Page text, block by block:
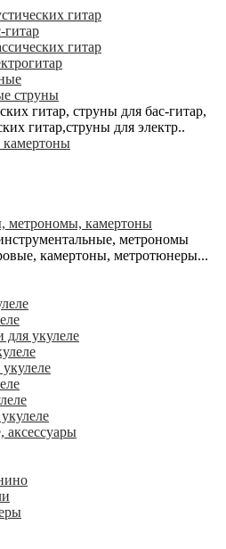
гитар
гитар
гитар
струны
гитар, струны для бас-гитар,
гитар,струны для электр..
метрономы, камертоны
метрономы
камертоны, метротюнеры...
для укулеле
аксессуары